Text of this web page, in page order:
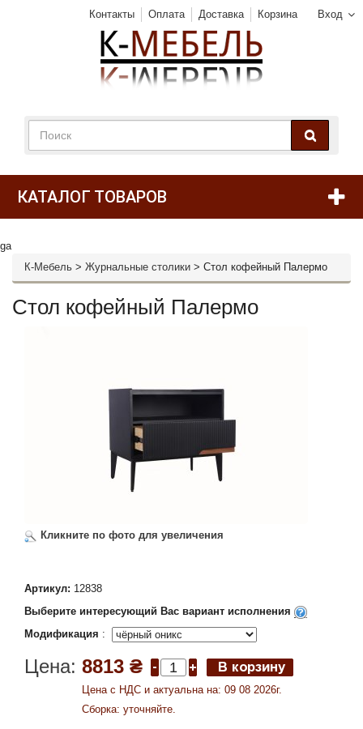
Вход
Контакты Оплата Доставка Корзина
КАТАЛОГ ТОВАРОВ
ga
К-Мебель > Журнальные столики > Стол кофейный Палермо
Стол кофейный Палермо
Кликните по фото для увеличения
Артикул: 12838
Выберите интересующий Вас вариант исполнения
Модификация :
Цена: 8813 ₴
Цена c НДС и актуальна на: 09 08 2026г.
Сборка: уточняйте.